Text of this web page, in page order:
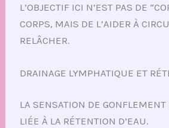
L’OBJECTIF ICI N’EST PAS DE
CORPS, MAIS DE L’AIDER À
RELÂCHER.
DRAINAGE LYMPHATIQUE ET
LA SENSATION DE
LIÉE À LA RÉTENTION D’EAU.